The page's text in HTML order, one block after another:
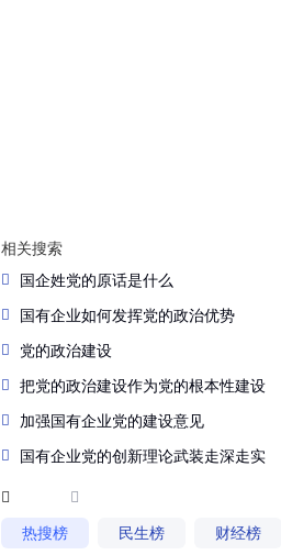
相关搜索
国企姓党的原话是什么
国有企业如何发挥党的政治优势
党的政治建设
把党的政治建设作为党的根本性建设
加强国有企业党的建设意见
国有企业党的创新理论武装走深走实
 
热搜榜 民生榜 财经榜